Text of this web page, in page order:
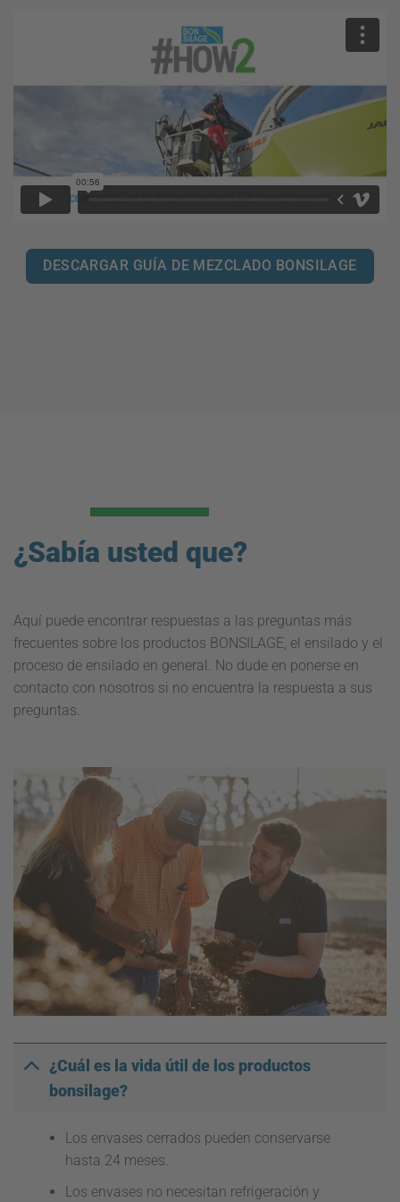
DESCARGAR GUÍA DE MEZCLADO BONSILAGE
¿Sabía usted que?
Aquí puede encontrar respuestas a las preguntas más
frecuentes sobre los productos BONSILAGE, el ensilado y el
proceso de ensilado en general. No dude en ponerse en
contacto con nosotros si no encuentra la respuesta a sus
preguntas.
¿Cuál es la vida útil de los productos
bonsilage?
Los envases cerrados pueden conservarse
hasta 24 meses.
Los envases no necesitan refrigeración y